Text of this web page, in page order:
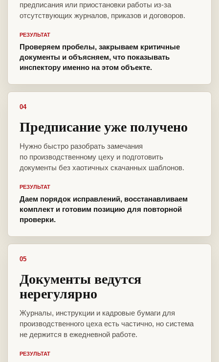
предписания или приостановки работы из-за
отсутствующих журналов, приказов и договоров.
РЕЗУЛЬТАТ
Проверяем пробелы, закрываем критичные
документы и объясняем, что показывать
инспектору именно на этом объекте.
04
Предписание уже получено
Нужно быстро разобрать замечания
по производственному цеху и подготовить
документы без хаотичных скачанных шаблонов.
РЕЗУЛЬТАТ
Даем порядок исправлений, восстанавливаем
комплект и готовим позицию для повторной
проверки.
05
Документы ведутся
нерегулярно
Журналы, инструкции и кадровые бумаги для
производственного цеха есть частично, но система
не держится в ежедневной работе.
РЕЗУЛЬТАТ